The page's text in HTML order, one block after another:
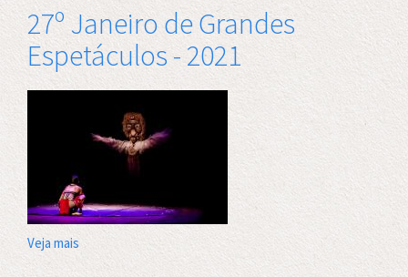
'Pluft,
o
fantasminha'
27º Janeiro de Grandes
Espetáculos - 2021
Veja mais sobre